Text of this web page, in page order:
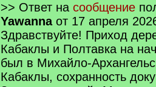
>> Ответ на сообщение
Yawannaот 17 апреля
Здравствуйте! Приход
Кабаклы и Полтавка на
был в Михайло-
Кабаклы, сохранность